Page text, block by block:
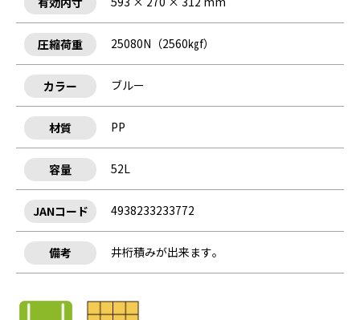
圧縮荷重 25080N（2560㎏f）
カラー ブルー
材質 PP
容量 52L
JANコード 4938233233772
備考 井桁積みが出来ます｡